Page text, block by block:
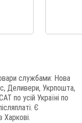
службами: Нова
Деливери, Укрпошта,
по усій Україні по
Є
Харкові.